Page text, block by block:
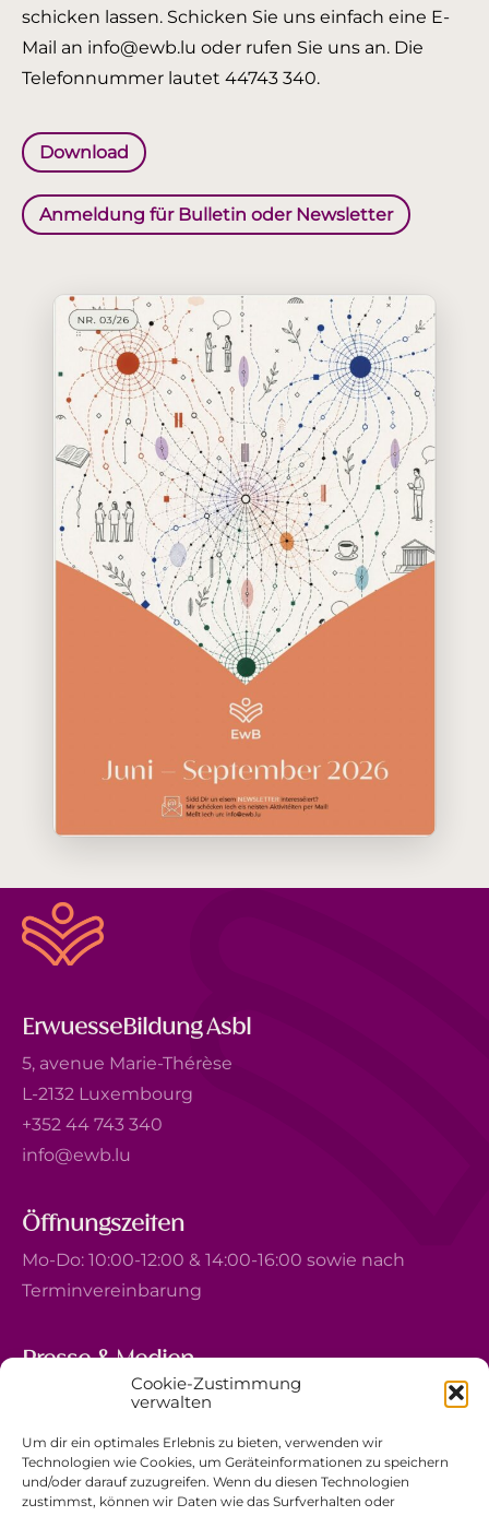
Cookie-Zustimmung
verwalten
Um dir ein optimales Erlebnis zu bieten, verwenden wir
Technologien wie Cookies, um Geräteinformationen zu speichern
und/oder darauf zuzugreifen. Wenn du diesen Technologien
zustimmst, können wir Daten wie das Surfverhalten oder
schicken lassen. Schicken Sie uns einfach eine E-
Mail an info@ewb.lu oder rufen Sie uns an. Die
Telefonnummer lautet 44743 340.
Download
Anmeldung für Bulletin oder Newsletter
ErwuesseBildung Asbl
5, avenue Marie-Thérèse
L-2132 Luxembourg
+352 44 743 340
info@ewb.lu
Öffnungszeiten
Mo-Do: 10:00-12:00 & 14:00-16:00 sowie nach
Terminvereinbarung
Presse & Medien
5, avenue Marie-Thérèse
+352 44 743 340
comm@ewb.lu